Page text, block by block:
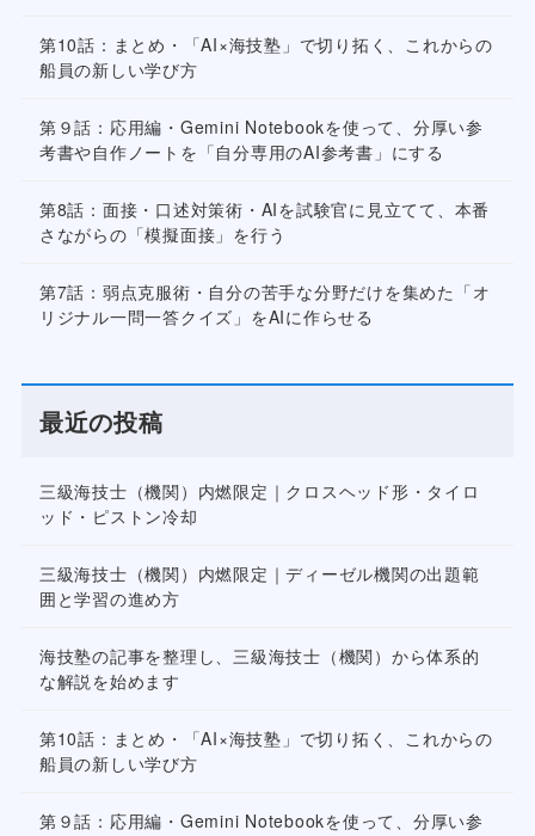
第10話：まとめ・「AI×海技塾」で切り拓く、これからの
船員の新しい学び方
第９話：応用編・Gemini Notebookを使って、分厚い参
考書や自作ノートを「自分専用のAI参考書」にする
第8話：面接・口述対策術・AIを試験官に見立てて、本番
さながらの「模擬面接」を行う
第7話：弱点克服術・自分の苦手な分野だけを集めた「オ
リジナル一問一答クイズ」をAIに作らせる
最近の投稿
三級海技士（機関）内燃限定｜クロスヘッド形・タイロ
ッド・ピストン冷却
三級海技士（機関）内燃限定｜ディーゼル機関の出題範
囲と学習の進め方
海技塾の記事を整理し、三級海技士（機関）から体系的
な解説を始めます
第10話：まとめ・「AI×海技塾」で切り拓く、これからの
船員の新しい学び方
第９話：応用編・Gemini Notebookを使って、分厚い参